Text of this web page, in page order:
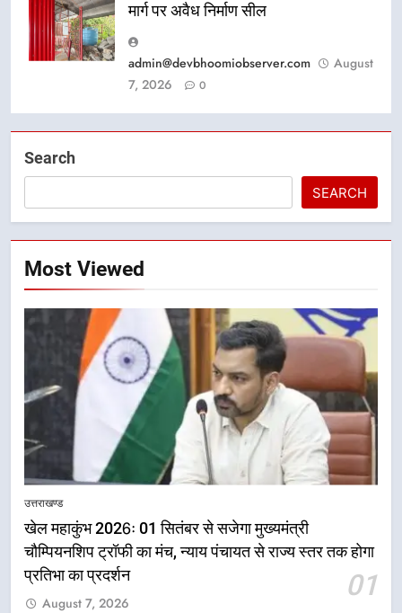
मार्ग पर अवैध निर्माण सील
admin@devbhoomiobserver.com
August
7, 2026
0
Search
SEARCH
Most Viewed
उत्तराखण्ड
खेल महाकुंभ 2026ः 01 सितंबर से सजेगा मुख्यमंत्री
चौम्पियनशिप ट्रॉफी का मंच, न्याय पंचायत से राज्य स्तर तक होगा
प्रतिभा का प्रदर्शन
01
August 7, 2026
राष्ट्रीय हथकरघा दिवस पर मुख्यमंत्री
धामी ने उत्कृष्ट बुनकरों और हस्तशिल्प
कारीगरों को किया सम्मानित
उत्तराखण्ड